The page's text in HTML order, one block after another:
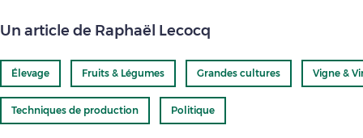
Un article de Raphaël Lecocq
Élevage Fruits & Légumes Grandes cultures Vigne &
Techniques de production Politique